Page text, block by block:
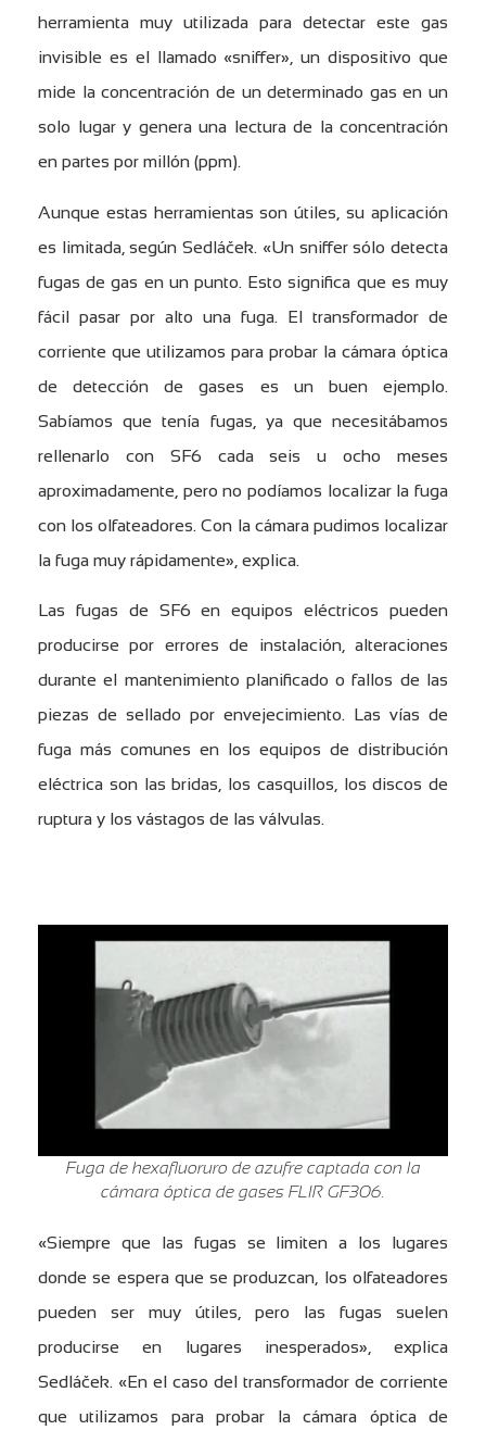
herramienta muy utilizada para detectar este gas
invisible es el llamado «sniffer», un dispositivo que
mide la concentración de un determinado gas en un
solo lugar y genera una lectura de la concentración
en partes por millón (ppm).
Aunque estas herramientas son útiles, su aplicación
es limitada, según Sedláček. «Un sniffer sólo detecta
fugas de gas en un punto. Esto significa que es muy
fácil pasar por alto una fuga. El transformador de
corriente que utilizamos para probar la cámara óptica
de detección de gases es un buen ejemplo.
Sabíamos que tenía fugas, ya que necesitábamos
rellenarlo con SF6 cada seis u ocho meses
aproximadamente, pero no podíamos localizar la fuga
con los olfateadores. Con la cámara pudimos localizar
la fuga muy rápidamente», explica.
Las fugas de SF6 en equipos eléctricos pueden
producirse por errores de instalación, alteraciones
durante el mantenimiento planificado o fallos de las
piezas de sellado por envejecimiento. Las vías de
fuga más comunes en los equipos de distribución
eléctrica son las bridas, los casquillos, los discos de
ruptura y los vástagos de las válvulas.
Fuga de hexafluoruro de azufre captada con la
cámara óptica de gases FLIR GF306.
«Siempre que las fugas se limiten a los lugares
donde se espera que se produzcan, los olfateadores
pueden ser muy útiles, pero las fugas suelen
producirse en lugares inesperados», explica
Sedláček. «En el caso del transformador de corriente
que utilizamos para probar la cámara óptica de